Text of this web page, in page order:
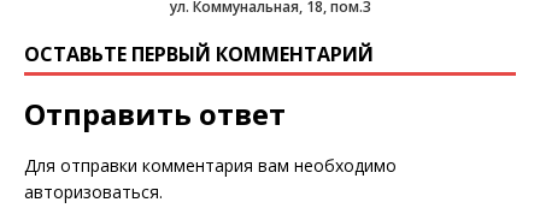
ул. Коммунальная, 18, пом.3
ОСТАВЬТЕ ПЕРВЫЙ КОММЕНТАРИЙ
Отправить ответ
Для отправки комментария вам необходимо
авторизоваться.